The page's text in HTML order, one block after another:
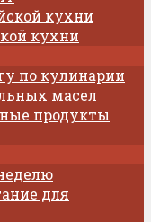
кухни
по кулинарии
масел